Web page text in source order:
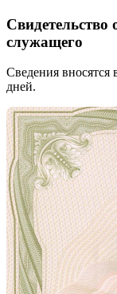
Свидетельство
служащего
Сведения
дней.